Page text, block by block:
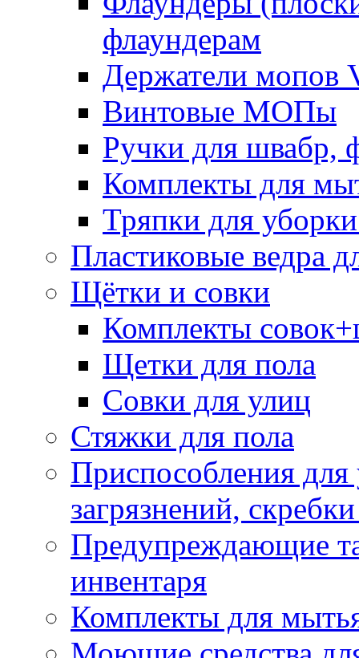
флаундерам
Держатели мопов
Винтовые МОПы
Ручки для швабр,
Комплекты для
Тряпки для
Пластиковые ведра
Щётки и совки
Комплекты
Щетки для пола
Совки для улиц
Стяжки для пола
Приспособления
загрязнений,
Предупреждающие
инвентаря
Комплекты для